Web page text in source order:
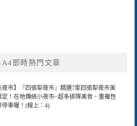
即時熱門文章
夜市】『四張犁夜市』精選7家四張犁夜市美
定！在地傳統小夜市~超多排隊美食、重複性
停車喔！(線上：4)